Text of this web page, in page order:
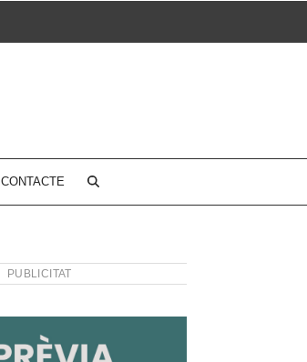
CONTACTE
PUBLICITAT